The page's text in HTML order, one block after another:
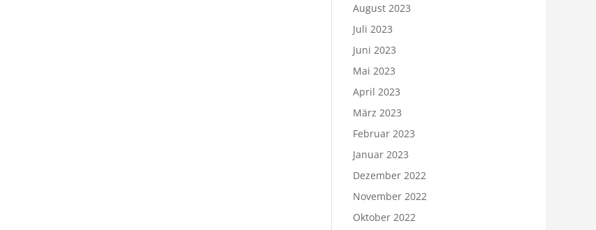
August 2023
Juli 2023
Juni 2023
Mai 2023
April 2023
März 2023
Februar 2023
Januar 2023
Dezember 2022
November 2022
Oktober 2022